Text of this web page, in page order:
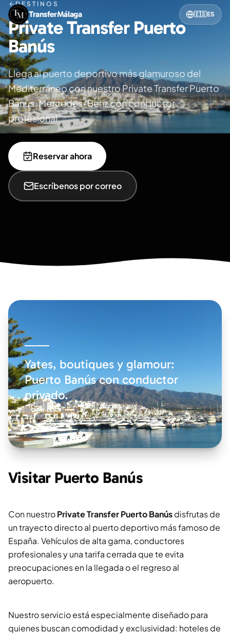
TransferMálaga 🇪🇸ES
DESTINOS
Private Transfer Puerto
Banús
Llega al puerto deportivo más glamuroso del
Mediterráneo con nuestro Private Transfer Puerto
Banús. Mercedes-Benz con conductor
profesional.
Reservar ahora
Escríbenos por correo
Yates, boutiques y glamour:
Puerto Banús con conductor
privado.
Visitar Puerto Banús
Con nuestroPrivate Transfer Puerto Banúsdisfrutas de
un trayecto directo al puerto deportivo más famoso de
España. Vehículos de alta gama, conductores
profesionales y una tarifa cerrada que te evita
preocupaciones en la llegada o el regreso al
aeropuerto.
Nuestro servicio está especialmente diseñado para
quienes buscan comodidad y exclusividad: hoteles de